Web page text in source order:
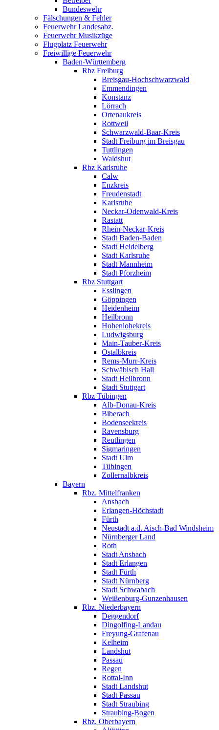
Bundeswehr
Fälschungen & Fehler
Feuerwehr Landesabz.
Feuerwehr Musikzüge
Flugplatz Feuerwehr
Freiwillige Feuerwehr
Baden-Württemberg
Rbz Freiburg
Breisgau-Hochschwarzwald
Emmendingen
Konstanz
Lörrach
Ortenaukreis
Rottweil
Schwarzwald-Baar-Kreis
Stadt Freiburg im Breisgau
Tuttlingen
Waldshut
Rbz Karlsruhe
Calw
Enzkreis
Freudenstadt
Karlsruhe
Neckar-Odenwald-Kreis
Rastatt
Rhein-Neckar-Kreis
Stadt Baden-Baden
Stadt Heidelberg
Stadt Karlsruhe
Stadt Mannheim
Stadt Pforzheim
Rbz Stuttgart
Esslingen
Göppingen
Heidenheim
Heilbronn
Hohenlohekreis
Ludwigsburg
Main-Tauber-Kreis
Ostalbkreis
Rems-Murr-Kreis
Schwäbisch Hall
Stadt Heilbronn
Stadt Stuttgart
Rbz Tübingen
Alb-Donau-Kreis
Biberach
Bodenseekreis
Ravensburg
Reutlingen
Sigmaringen
Stadt Ulm
Tübingen
Zollernalbkreis
Bayern
Rbz. Mittelfranken
Ansbach
Erlangen-Höchstadt
Fürth
Neustadt a.d. Aisch-Bad Windsheim
Nürnberger Land
Roth
Stadt Ansbach
Stadt Erlangen
Stadt Fürth
Stadt Nürnberg
Stadt Schwabach
Weißenburg-Gunzenhausen
Rbz. Niederbayern
Deggendorf
Dingolfing-Landau
Freyung-Grafenau
Kelheim
Landshut
Passau
Regen
Rottal-Inn
Stadt Landshut
Stadt Passau
Stadt Straubing
Straubing-Bogen
Rbz. Oberbayern